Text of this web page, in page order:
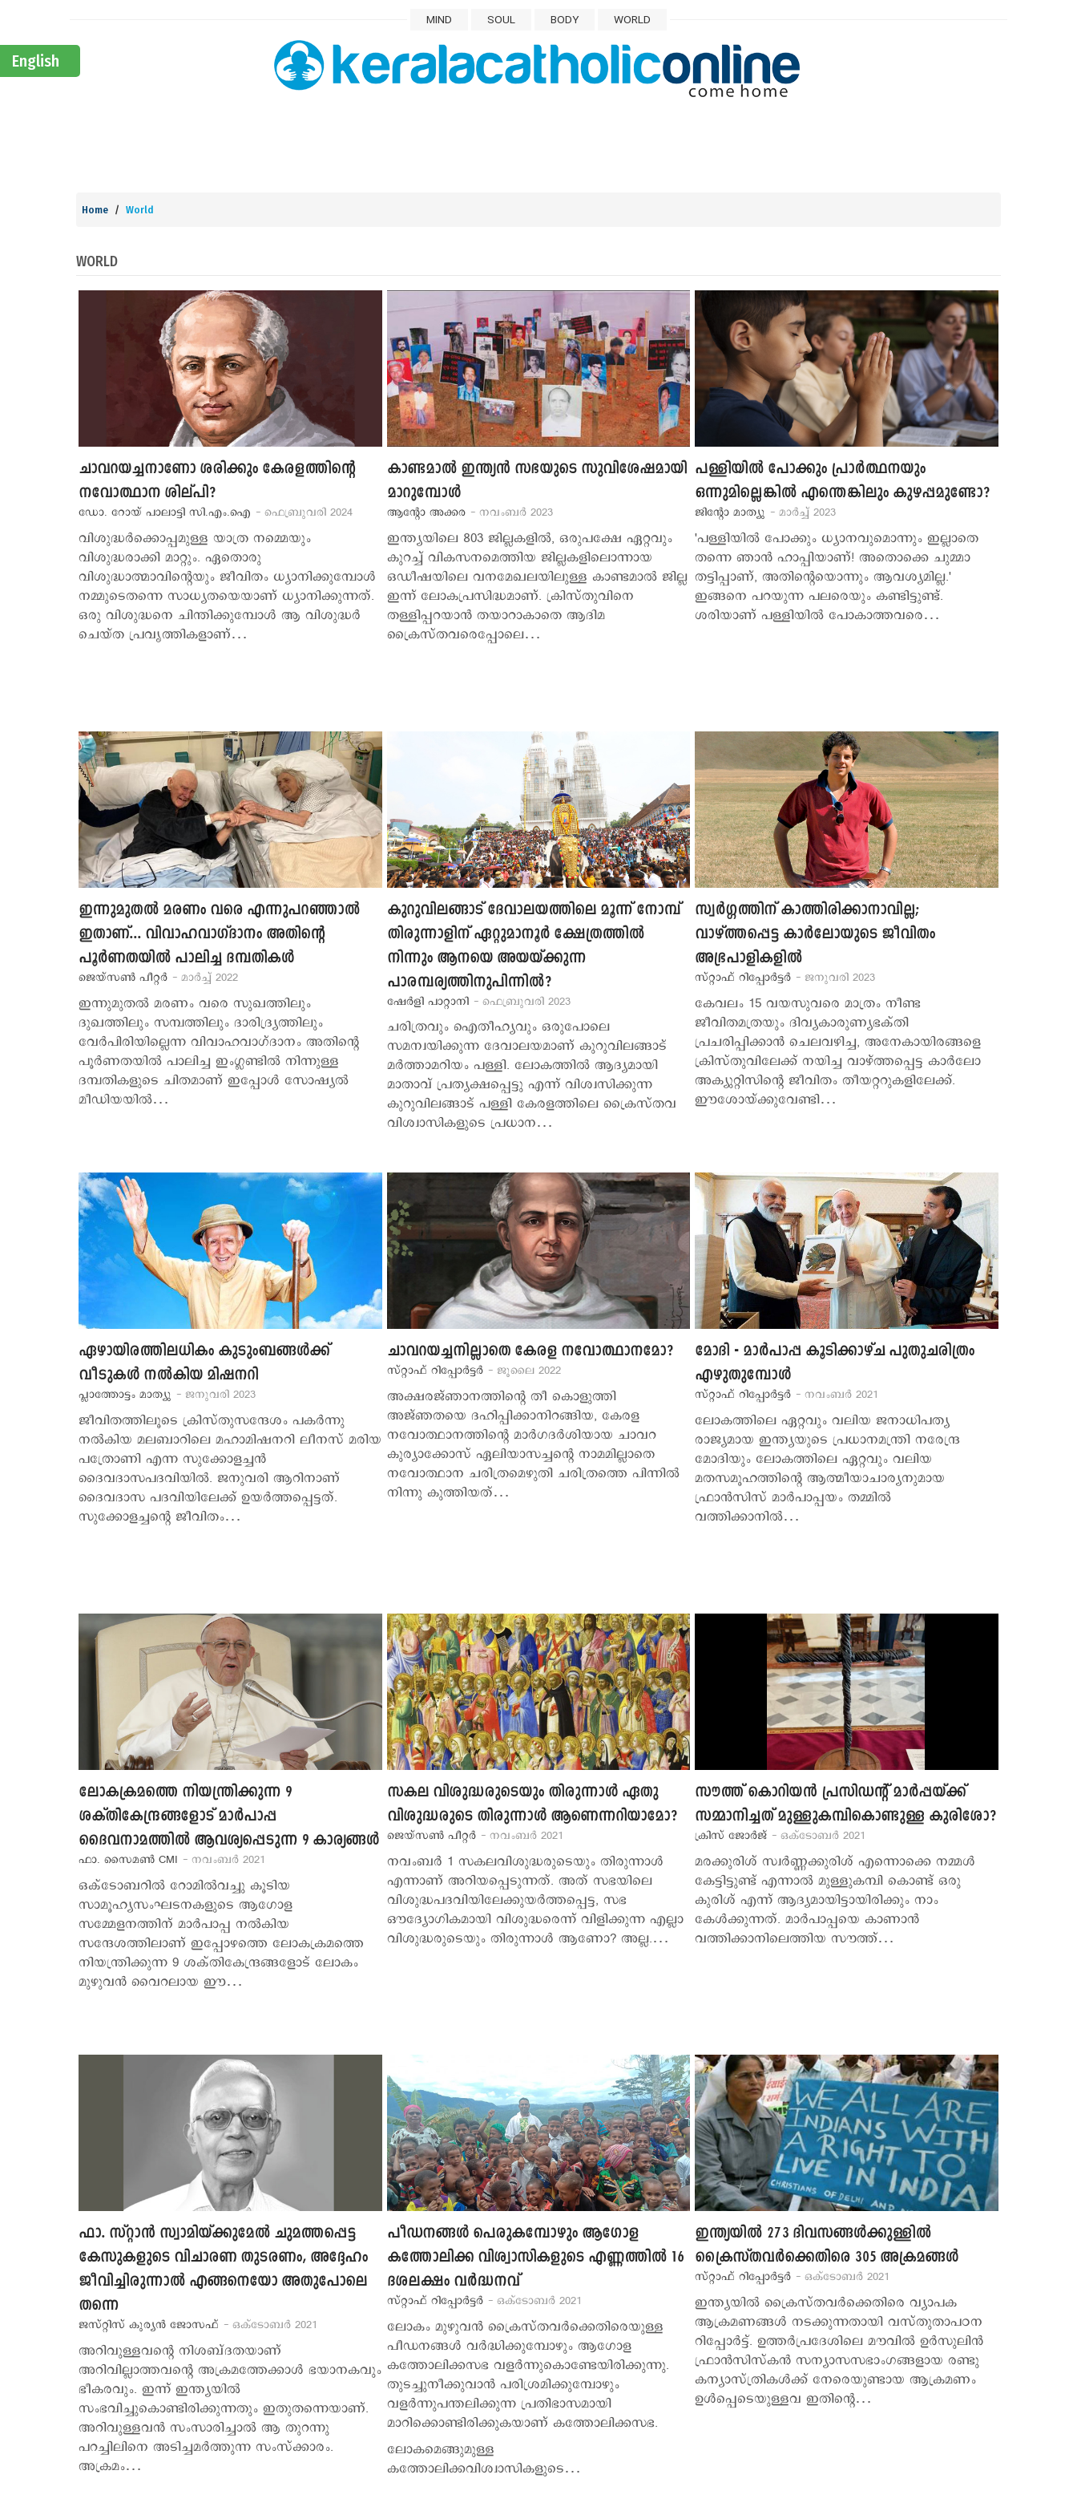
MIND SOUL BODY WORLD
English
Home World
WORLD
ചാവറയച്ചനാണോ ശരിക്കും കേരളത്തിന്‍റെ
നവോത്ഥാന ശില്പി?
ഡോ. റോയ് പാലാട്ടി സി.എം.ഐ - ഫെബ്രുവരി 2024
വിശുദ്ധര്‍ക്കൊപ്പമുള്ള യാത്ര നമ്മെയും
വിശുദ്ധരാക്കി മാറ്റും. ഏതൊരു
വിശുദ്ധാത്മാവിന്‍റെയും ജീവിതം ധ്യാനിക്കുമ്പോള്‍
നമ്മുടെതന്നെ സാധ്യതയെയാണ് ധ്യാനിക്കുന്നത്.
ഒരു വിശുദ്ധനെ ചിന്തിക്കുമ്പോള്‍ ആ വിശുദ്ധര്‍
ചെയ്ത പ്രവൃത്തികളാണ്…
കാണ്ടമാല്‍ ഇന്ത്യന്‍ സഭയുടെ സുവിശേഷമായി
മാറുമ്പോള്‍
ആന്‍റോ അക്കര- നവംബര്‍ 2023
ഇന്ത്യയിലെ 803 ജില്ലകളില്‍, ഒരുപക്ഷേ ഏറ്റവും
കുറച്ച് വികസനമെത്തിയ ജില്ലകളിലൊന്നായ
ഒഡീഷയിലെ വനമേഖലയിലുള്ള കാണ്ടമാല്‍ ജില്ല
ഇന്ന് ലോകപ്രസിദ്ധമാണ്. ക്രിസ്തുവിനെ
തള്ളിപ്പറയാന്‍ തയാറാകാതെ ആദിമ
ക്രൈസ്തവരെപ്പോലെ…
പള്ളിയില്‍ പോക്കും പ്രാര്‍ത്ഥനയും
ഒന്നുമില്ലെങ്കില്‍ എന്തെങ്കിലും കുഴപ്പമുണ്ടോ?
ജിന്‍റോ മാത്യു - മാര്‍ച്ച് 2023
'പള്ളിയിൽ പോക്കും ധ്യാനവുമൊന്നും ഇല്ലാതെ
തന്നെ ഞാൻ ഹാപ്പിയാണ്! അതൊക്കെ ചുമ്മാ
തട്ടിപ്പാണ്, അതിന്റെയൊന്നും ആവശ്യമില്ല.'
ഇങ്ങനെ പറയുന്ന പലരെയും കണ്ടിട്ടുണ്ട്.
ശരിയാണ് പള്ളിയിൽ പോകാത്തവരെ…
ഇന്നുമുതല്‍ മരണം വരെ എന്നുപറഞ്ഞാല്‍
ഇതാണ്... വിവാഹവാഗ്ദാനം അതിന്‍റെ
പൂര്‍ണതയില്‍ പാലിച്ച ദമ്പതികള്‍
ജെയ്സണ്‍ പീറ്റര്‍ - മാര്‍ച്ച് 2022
ഇന്നുമുതല്‍ മരണം വരെ സുഖത്തിലും
ദുഖത്തിലും സമ്പത്തിലും ദാരിദ്ര്യത്തിലും
വേര്‍പിരിയില്ലെന്ന വിവാഹവാഗ്ദാനം അതിന്‍റെ
പൂര്‍ണതയില്‍ പാലിച്ച ഇംഗ്ലണ്ടില്‍ നിന്നുള്ള
ദമ്പതികളുടെ ചിതമാണ് ഇപ്പോള്‍ സോഷ്യല്‍
മീഡിയയില്‍…
കുറുവിലങ്ങാട് ദേവാലയത്തിലെ മൂന്ന് നോമ്പ്
തിരുന്നാളിന് ഏറ്റുമാനൂര്‍ ക്ഷേത്രത്തില്‍
നിന്നും ആനയെ അയയ്ക്കുന്ന
പാരമ്പര്യത്തിനുപിന്നില്‍?
ഷേര്‍ളി പാറ്റാനി - ഫെബ്രുവരി 2023
ചരിത്രവും ഐതീഹ്യവും ഒരുപോലെ
സമന്വയിക്കുന്ന ദേവാലയമാണ് കുറുവിലങ്ങാട്
മര്‍ത്താമറിയം പള്ളി. ലോകത്തില്‍ ആദ്യമായി
മാതാവ് പ്രത്യക്ഷപ്പെട്ടു എന്ന് വിശ്വസിക്കുന്ന
കുറുവിലങ്ങാട് പള്ളി കേരളത്തിലെ ക്രൈസ്തവ
വിശ്വാസികളുടെ പ്രധാന…
സ്വര്‍ഗ്ഗത്തിന് കാത്തിരിക്കാനാവില്ല;
വാഴ്ത്തപ്പെട്ട കാര്‍ലോയുടെ ജീവിതം
അഭ്രപാളികളില്‍
സ്റ്റാഫ് റിപ്പോര്‍ട്ടര്‍ - ജനുവരി 2023
കേവലം 15 വയസുവരെ മാത്രം നീണ്ട
ജീവിതമത്രയും ദിവ്യകാരുണ്യഭക്തി
പ്രചരിപ്പിക്കാൻ ചെലവഴിച്ച, അനേകായിരങ്ങളെ
ക്രിസ്തുവിലേക്ക് നയിച്ച വാഴ്ത്തപ്പെട്ട കാർലോ
അക്യുറ്റിസിന്റെ ജീവിതം തീയറ്ററുകളിലേക്ക്.
ഈശോയ്ക്കുവേണ്ടി…
ഏഴായിരത്തിലധികം കുടുംബങ്ങള്‍ക്ക്
വീടുകള്‍ നല്‍കിയ മിഷനറി
പ്ലാത്തോട്ടം മാത്യു - ജനുവരി 2023
ജീവിതത്തിലൂടെ ക്രിസ്തുസന്ദേശം പകര്‍ന്നു
നല്‍കിയ മലബാറിലെ മഹാമിഷനറി ലീനസ് മരിയ
പത്രോണി എന്ന സുക്കോളച്ചന്‍
ദൈവദാസപദവിയില്‍. ജനുവരി ആറിനാണ്
ദൈവദാസ പദവിയിലേക്ക് ഉയര്‍ത്തപ്പെട്ടത്.
സുക്കോളച്ചന്റെ ജീവിതം…
ചാവറയച്ചനില്ലാതെ കേരള നവോത്ഥാനമോ?
സ്റ്റാഫ് റിപ്പോര്‍ട്ടര്‍ - ജൂലൈ 2022
അക്ഷരജ്ഞാനത്തിന്‍റെ തീ കൊളുത്തി
അജ്ഞതയെ ദഹിപ്പിക്കാനിറങ്ങിയ, കേരള
നവോത്ഥാനത്തിന്‍റെ മാര്‍ഗദര്‍ശിയായ ചാവറ
കുര്യാക്കോസ് ഏലിയാസച്ചന്‍റെ നാമമില്ലാതെ
നവോത്ഥാന ചരിത്രമെഴുതി ചരിത്രത്തെ പിന്നില്‍
നിന്നു കുത്തിയത്…
മോദി - മാര്‍പാപ്പ കൂടിക്കാഴ്ച പുതുചരിത്രം
എഴുതുമ്പോള്‍
സ്റ്റാഫ് റിപ്പോര്‍ട്ടര്‍ - നവംബര്‍ 2021
ലോകത്തിലെ ഏറ്റവും വലിയ ജനാധിപത്യ
രാജ്യമായ ഇന്ത്യയുടെ പ്രധാനമന്ത്രി നരേന്ദ്ര
മോദിയും ലോകത്തിലെ ഏറ്റവും വലിയ
മതസമൂഹത്തിന്‍റെ ആത്മീയാചാര്യനുമായ
ഫ്രാന്‍സിസ് മാര്‍പാപ്പയം തമ്മില്‍
വത്തിക്കാനില്‍…
ലോകക്രമത്തെ നിയന്ത്രിക്കുന്ന 9
ശക്തികേന്ദ്രങ്ങളോട് മാര്‍പാപ്പ
ദൈവനാമത്തില്‍ ആവശ്യപ്പെടുന്ന 9 കാര്യങ്ങൾ
ഫാ. സൈമൺ CMI - നവംബര്‍ 2021
ഒക്ടോബറില്‍ റോമില്‍വച്ചു കൂടിയ
സാമൂഹ്യസംഘടനകളുടെ ആഗോള
സമ്മേളനത്തിന് മാര്‍പാപ്പ നല്‍കിയ
സന്ദേശത്തിലാണ് ഇപ്പോഴത്തെ ലോകക്രമത്തെ
നിയന്ത്രിക്കുന്ന 9 ശക്തികേന്ദ്രങ്ങളോട് ലോകം
മുഴുവന്‍ വൈറലായ ഈ…
സകല വിശുദ്ധരുടെയും തിരുന്നാള്‍ ഏതു
വിശുദ്ധരുടെ തിരുന്നാള്‍ ആണെന്നറിയാമോ?
ജെയ്സണ്‍ പീറ്റര്‍- നവംബര്‍ 2021
നവംബര്‍ 1 സകലവിശുദ്ധരുടെയും തിരുന്നാള്‍
എന്നാണ് അറിയപ്പെടുന്നത്. അത് സഭയിലെ
വിശുദ്ധപദവിയിലേക്കുയര്‍ത്തപ്പെട്ട, സഭ
ഔദ്യോഗികമായി വിശുദ്ധരെന്ന് വിളിക്കുന്ന എല്ലാ
വിശുദ്ധരുടെയും തിരുന്നാള്‍ ആണോ? അല്ല.…
സൗത്ത് കൊറിയന്‍ പ്രസിഡന്‍റ് മാര്‍പ്പയ്ക്ക്
സമ്മാനിച്ചത് മുള്ളുകമ്പികൊണ്ടുള്ള കുരിശോ?
ക്രിസ് ജോര്‍ജ് - ഒക്ടോബര്‍ 2021
മരക്കുരിശ് സ്വര്‍ണ്ണക്കുരിശ് എന്നൊക്കെ നമ്മള്‍
കേട്ടിട്ടുണ്ട് എന്നാല്‍ മുള്ളുകമ്പി കൊണ്ട് ഒരു
കുരിശ് എന്ന് ആദ്യമായിട്ടായിരിക്കും നാം
കേള്‍ക്കുന്നത്. മാര്‍പാപ്പയെ കാണാന്‍
വത്തിക്കാനിലെത്തിയ സൗത്ത്…
ഫാ. സ്റ്റാന്‍ സ്വാമിയ്ക്കുമേല്‍ ചുമത്തപ്പെട്ട
കേസുകളുടെ വിചാരണ തുടരണം, അദ്ദേഹം
ജീവിച്ചിരുന്നാല്‍ എങ്ങനെയോ അതുപോലെ
തന്നെ
ജസ്റ്റിസ് കുര്യന്‍ ജോസഫ് - ഒക്ടോബര്‍ 2021
അറിവുള്ളവന്‍റെ നിശബ്ദതയാണ്
അറിവില്ലാത്തവന്‍റെ അക്രമത്തേക്കാള്‍ ഭയാനകവും
ഭീകരവും. ഇന്ന് ഇന്ത്യയില്‍
സംഭവിച്ചുകൊണ്ടിരിക്കുന്നതും ഇതുതന്നെയാണ്.
അറിവുള്ളവന്‍ സംസാരിച്ചാല്‍ ആ തുറന്നു
പറച്ചിലിനെ അടിച്ചമര്‍ത്തുന്ന സംസ്ക്കാരം.
അക്രമം…
പീഡനങ്ങള്‍ പെരുകമ്പോഴും ആഗോള
കത്തോലിക്ക വിശ്വാസികളുടെ എണ്ണത്തില്‍ 16
ദശലക്ഷം വര്‍ദ്ധനവ്
സ്റ്റാഫ് റിപ്പോര്‍ട്ടര്‍- ഒക്ടോബര്‍ 2021
ലോകം മുഴുവന്‍ ക്രൈസ്തവര്‍ക്കെതിരെയുള്ള
പീഡനങ്ങള്‍ വര്‍ദ്ധിക്കുമ്പോഴും ആഗോള
കത്തോലിക്കസഭ വളര്‍ന്നുകൊണ്ടേയിരിക്കുന്നു.
തുടച്ചുനീക്കുവാന്‍ പരിശ്രമിക്കുമ്പോഴും
വളര്‍ന്നുപന്തലിക്കുന്ന പ്രതിഭാസമായി
മാറിക്കൊണ്ടിരിക്കുകയാണ് കത്തോലിക്കസഭ.
ലോകമെങ്ങുമുള്ള
കത്തോലിക്കവിശ്വാസികളുടെ…
ഇന്ത്യയില്‍ 273 ദിവസങ്ങള്‍ക്കുള്ളില്‍
ക്രൈസ്തവര്‍ക്കെതിരെ 305 അക്രമങ്ങള്‍
സ്റ്റാഫ് റിപ്പോര്‍ട്ടര്‍ - ഒക്ടോബര്‍ 2021
ഇന്ത്യയില്‍ ക്രൈസ്തവര്‍ക്കെതിരെ വ്യാപക
ആക്രമണങ്ങള്‍ നടക്കുന്നതായി വസ്തുതാപഠന
റിപ്പോര്‍ട്ട്. ഉത്തര്‍പ്രദേശിലെ മൗവില്‍ ഉര്‍സുലിന്‍
ഫ്രാന്‍സിസ്കന്‍ സന്യാസസഭാംഗങ്ങളായ രണ്ടു
കന്യാസ്ത്രികള്‍ക്ക് നേരെയുണ്ടായ ആക്രമണം
ഉള്‍പ്പെടെയുള്ളവ ഇതിന്‍റെ…